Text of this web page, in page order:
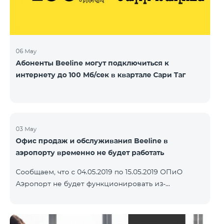
06 May
Абоненты Beeline могут подключиться к
интернету до 100 Мб/сек в квартале Сари Таг
03 May
Офис продаж и обслуживания Beeline в
аэропорту временно не будет работать
Сообщаем, что с 04.05.2019 по 15.05.2019 ОПиО
Аэропорт не будет функционировать из-
«Клиентов-пассажиров».